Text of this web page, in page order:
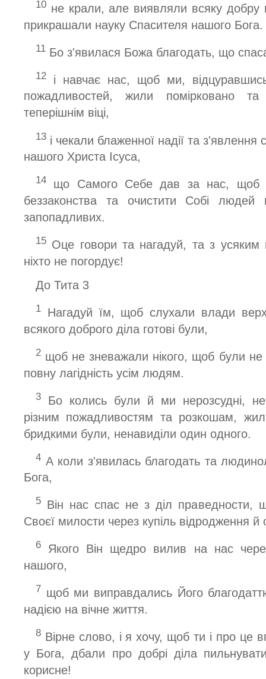
10 не крали, але виявляли всяку добру
прикрашали науку Спасителя нашого Бога.
11 Бо з'явилася Божа благодать, що
12 і навчає нас, щоб ми,
пожадливостей, жили помірковано
теперішнім віці,
13 і чекали блаженної надії та
нашого Христа Ісуса,
14 що Самого Себе дав за нас, щоб
беззаконства та очистити Собі
запопадливих.
15 Оце говори та нагадуй, та з
ніхто не погордує!
До Тита 3
1 Нагадуй їм, щоб слухали влади
всякого доброго діла готові були,
2 щоб не зневажали нікого, щоб були не
повну лагідність усім людям.
3 Бо колись були й ми нерозсудні,
різним пожадливостям та розкошам,
бридкими були, ненавиділи один одного.
4 А коли з'явилась благодать та
Бога,
5 Він нас спас не з діл
Своєї милости через купіль відродження
6 Якого Він щедро вилив на нас
нашого,
7 щоб ми виправдались Його
надією на вічне життя.
8 Вірне слово, і я хочу, щоб ти і про це
у Бога, дбали про добрі діла
корисне!